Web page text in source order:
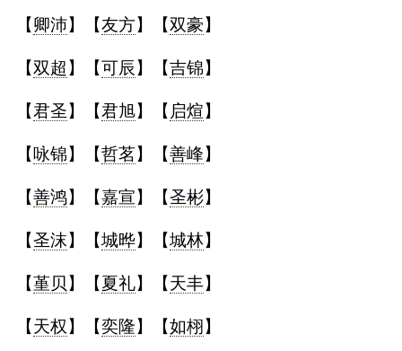
【卿沛】【友方】【双豪】
【双超 】【可辰 】【吉锦】
【君圣】【君旭】【 启煊】
【 咏锦】【哲茗】【善峰】
【善鸿】【嘉宣】【圣彬】
【圣沫】【城晔】【城林】
【堇贝 】【夏礼】【天丰】
【天权 】【奕隆】【如栩 】